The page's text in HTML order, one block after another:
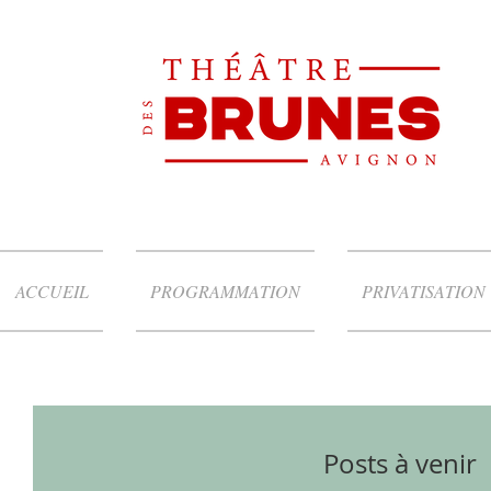
ACCUEIL PROGRAMMATION PRIVATISATION
Posts à venir